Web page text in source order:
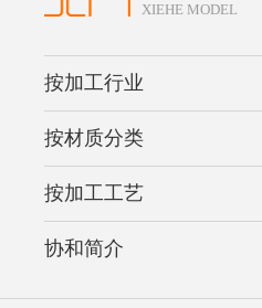
XIEHE MODEL
按加工行业
按材质分类
按加工工艺
协和简介